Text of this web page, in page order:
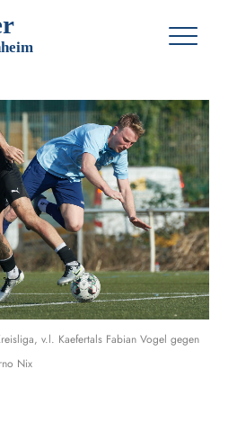
r
heim
v.l. Kaefertals Fabian Vogel gegen
Nix